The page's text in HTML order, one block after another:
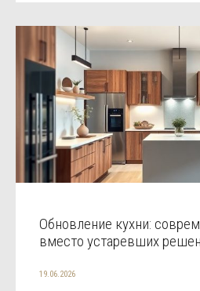
Обновление кухни:
вместо устаревших
19.06.2026